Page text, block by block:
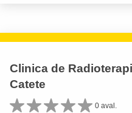
Clinica de
Catete
0 aval.